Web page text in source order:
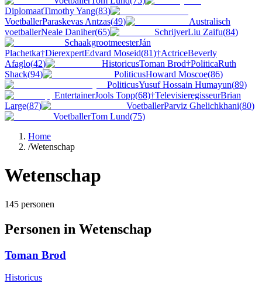
DiplomaatTimothy Yang(83)
VoetballerParaskevas Antzas(49)
Australisch
voetballerNeale Daniher(65) SchrijverLiu Zaifu(84)
SchaakgrootmeesterJán
Plachetka†DierexpertEdvard Moseid(81)†ActriceBeverly
Afaglo(42) HistoricusToman Brod†PoliticaRuth
Shack(94) PoliticusHoward Moscoe(86)
PoliticusYusuf Hossain Humayun(89)
EntertainerJools Topp(68)†TelevisieregisseurBrian
Large(87) VoetballerParviz Ghelichkhani(80)
VoetballerTom Lund(75)
Home
/Wetenschap
Wetenschap
145 personen
Personen in Wetenschap
Toman Brod
Historicus